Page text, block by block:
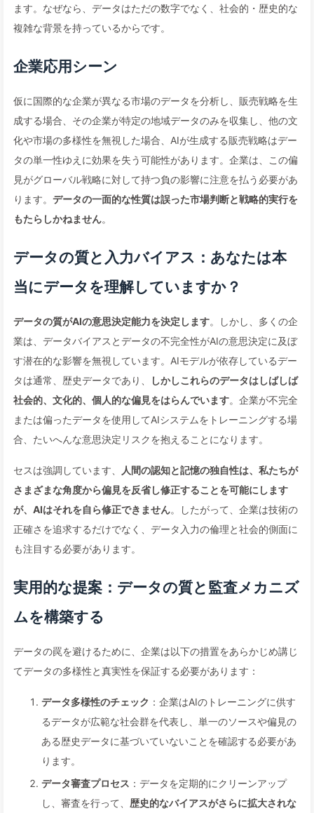
ます。なぜなら、データはただの数字でなく、社会的・歴史的な
複雑な背景を持っているからです。
企業応用シーン
仮に国際的な企業が異なる市場のデータを分析し、販売戦略を生
成する場合、その企業が特定の地域データのみを収集し、他の文
化や市場の多様性を無視した場合、AIが生成する販売戦略はデー
タの単一性ゆえに効果を失う可能性があります。企業は、この偏
見がグローバル戦略に対して持つ負の影響に注意を払う必要があ
ります。 データの一面的な性質は誤った市場判断と戦略的実行を
もたらしかねません。
データの質と入力バイアス：あなたは本
当にデータを理解していますか？
データの質がAIの意思決定能力を決定します。しかし、多くの企
業は、データバイアスとデータの不完全性がAIの意思決定に及ぼ
す潜在的な影響を無視しています。AIモデルが依存しているデー
タは通常、歴史データであり、
しかしこれらのデータはしばしば
社会的、文化的、個人的な偏見をはらんでいます。企業が不完全
または偏ったデータを使用してAIシステムをトレーニングする場
合、たいへんな意思決定リスクを抱えることになります。
セスは強調しています、
人間の認知と記憶の独自性は、私たちが
さまざまな角度から偏見を反省し修正することを可能にします
が、AIはそれを自ら修正できません。したがって、企業は技術の
正確さを追求するだけでなく、データ入力の倫理と社会的側面に
も注目する必要があります。
実用的な提案：データの質と監査メカニズ
ムを構築する
データの罠を避けるために、企業は以下の措置をあらかじめ講じ
てデータの多様性と真実性を保証する必要があります：
データ多様性のチェック ：企業はAIのトレーニングに供す
るデータが広範な社会群を代表し、単一のソースや偏見の
ある歴史データに基づいていないことを確認する必要があ
ります。
データ審査プロセス ：データを定期的にクリーンアップ
し、審査を行って、 歴史的なバイアスがさらに拡大されな